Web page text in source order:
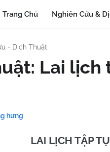
Trang Chủ Nghiên Cứu &
- Dịch Thuật
Lai lịch
hưng
LAI LỊCH TẬP